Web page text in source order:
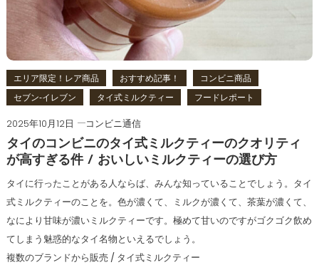
エリア限定！レア商品 おすすめ記事！
コンビニ商品
セブン‐イレブン
タイ式ミルクティー フードレポート
2025年10月12日
コンビニ通信
タイのコンビニのタイ式ミルクティーのクオリティ
が高すぎる件 / おいしいミルクティーの選び方
タイに行ったことがある人ならば、みんな知っていることでしょう。タイ
式ミルクティーのことを。色が濃くて、ミルクが濃くて、茶葉が濃くて、
なにより甘味が濃いミルクティーです。極めて甘いのですがゴクゴク飲め
てしまう魅惑的なタイ名物といえるでしょう。
複数のブランドから販売 / タイ式ミルクティー